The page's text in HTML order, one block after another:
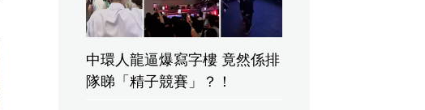
中環人龍逼爆寫字樓 竟然係排
隊睇「精子競賽」？！